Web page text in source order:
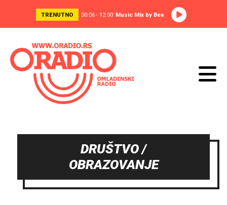
TRENUTNO 00:06 - 12:00 Music Mix by Bea
DRUŠTVO /
OBRAZOVANJE